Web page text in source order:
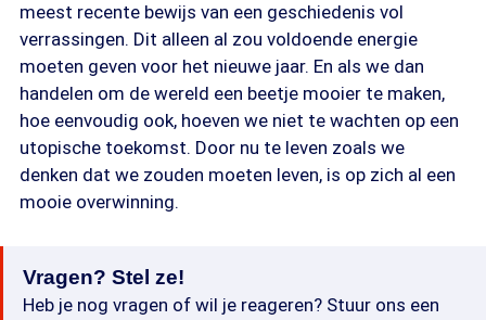
meest recente bewijs van een geschiedenis vol
verrassingen. Dit alleen al zou voldoende energie
moeten geven voor het nieuwe jaar. En als we dan
handelen om de wereld een beetje mooier te maken,
hoe eenvoudig ook, hoeven we niet te wachten op een
utopische toekomst. Door nu te leven zoals we
denken dat we zouden moeten leven, is op zich al een
mooie overwinning.
Vragen? Stel ze!
Heb je nog vragen of wil je reageren? Stuur ons een